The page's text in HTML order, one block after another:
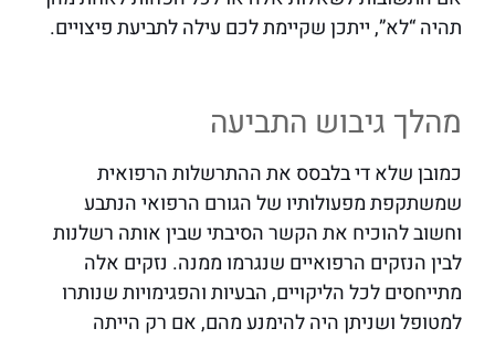
תהיה “לא”, ייתכן שקיימת לכם עילה לתביעת פיצויים.
מהלך גיבוש התביעה
כמובן שלא די בלבסס את ההתרשלות הרפואית
שמשתקפת מפעולותיו של הגורם הרפואי הנתבע
וחשוב להוכיח את הקשר הסיבתי שבין אותה רשלנות
לבין הנזקים הרפואיים שנגרמו ממנה. נזקים אלה
מתייחסים לכל הליקויים, הבעיות והפגימויות שנותרו
למטופל ושניתן היה להימנע מהם, אם רק הייתה